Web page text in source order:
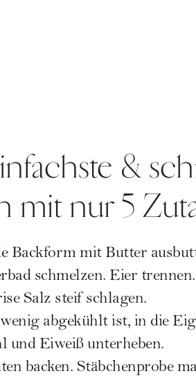
&
mit nur 5
Backform mit Butter
schmelzen. Eier
Salz steif schlagen.
abgekühlt ist, in die
und Eiweiß unterheben.
backen. Stäbchenprobe